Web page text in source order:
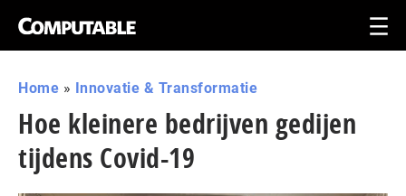
Home » Innovatie & Transformatie
Hoe kleinere bedrijven gedijen
tijdens Covid-19